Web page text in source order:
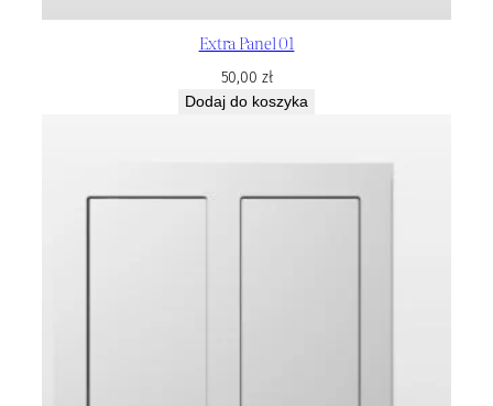
Extra Panel 01
50,00 zł
Dodaj do koszyka